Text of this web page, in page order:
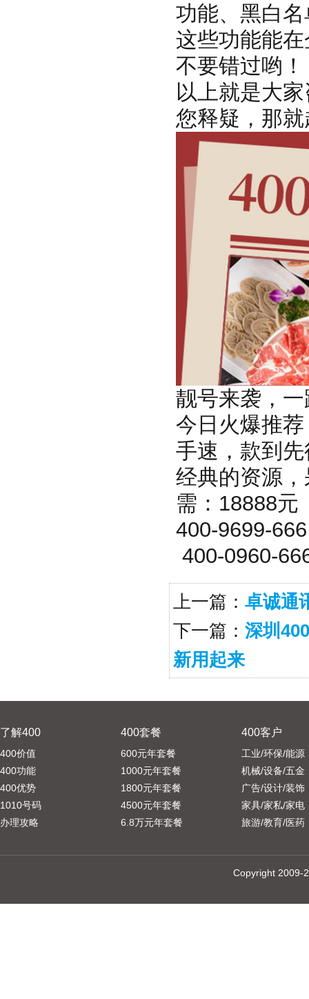
功能、黑白
这些功能能
不要错过哟！
以上就是大
您释疑，那
靓号来袭，
今日火爆推
手速，款到
经典的资源
需：18888元
400-9699-
400-0960-
上一篇： 卓诚通
下一篇： 深圳
新用起来
了解400
400价值
400功能
400优势
1010号码
办理攻略
400套餐
600元年套餐
1000元年套餐
1800元年套餐
4500元年套餐
6.8万元年套餐
400客户
工业/环保/能源
机械/设备/五金
广告/设计/装饰
家具/家私/家电
旅游/教育/医药
Copyright 2009-